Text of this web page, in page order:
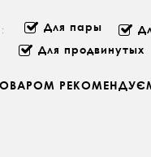
Для пары
Для продвинутых